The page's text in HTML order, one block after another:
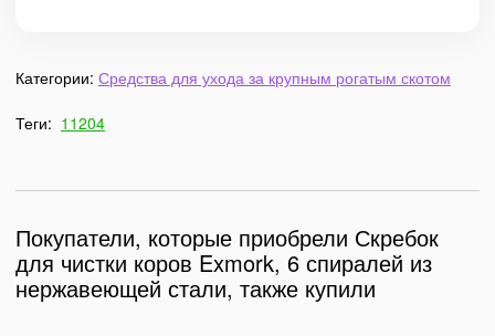
Категории: Средства для ухода за крупным рогатым скотом
Теги: 11204
Покупатели, которые приобрели Скребок
для чистки коров Exmork, 6 спиралей из
нержавеющей стали, также купили